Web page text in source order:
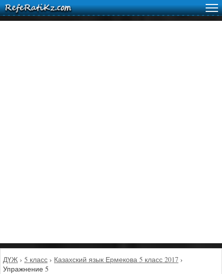
ДҮЖ › 5 класс › Казахский язык Ермекова 5 класс 2017 ›
Упражнение 5